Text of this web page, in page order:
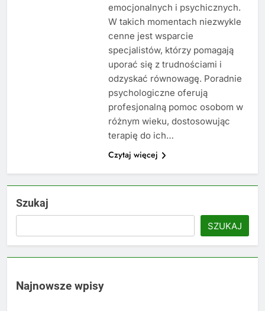
emocjonalnych i psychicznych.
W takich momentach niezwykle
cenne jest wsparcie
specjalistów, którzy pomagają
uporać się z trudnościami i
odzyskać równowagę. Poradnie
psychologiczne oferują
profesjonalną pomoc osobom w
różnym wieku, dostosowując
terapię do ich…
Czytaj więcej
Szukaj
SZUKAJ
Najnowsze wpisy